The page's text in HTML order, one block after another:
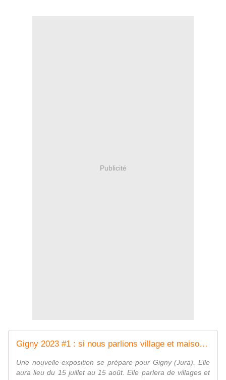
Publicité
Gigny 2023 #1 : si nous parlions village et maison ? - Le blog de Marlie
Une nouvelle exposition se prépare pour Gigny (Jura). Elle
aura lieu du 15 juillet au 15 août. Elle parlera de villages et